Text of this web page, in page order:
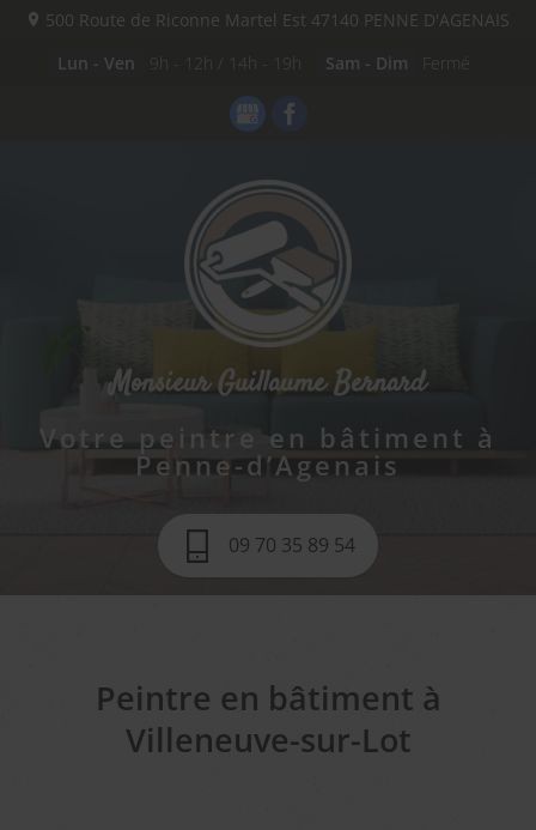
500 Route de Riconne Martel Est 47140 PENNE D'AGENAIS
Lun - Ven
9h - 12h / 14h - 19h Sam - Dim Fermé
Monsieur Guillaume Bernard
Votre peintre en bâtiment à
Penne-d’Agenais
09 70 35 89 54
Peintre en bâtiment à
Villeneuve-sur-Lot